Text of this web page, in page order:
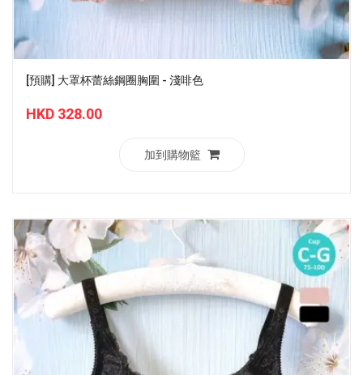
[預購] 大罩杯蕾絲鋼圈胸圍 - 淺啡色
HKD 328.00
加到購物籃